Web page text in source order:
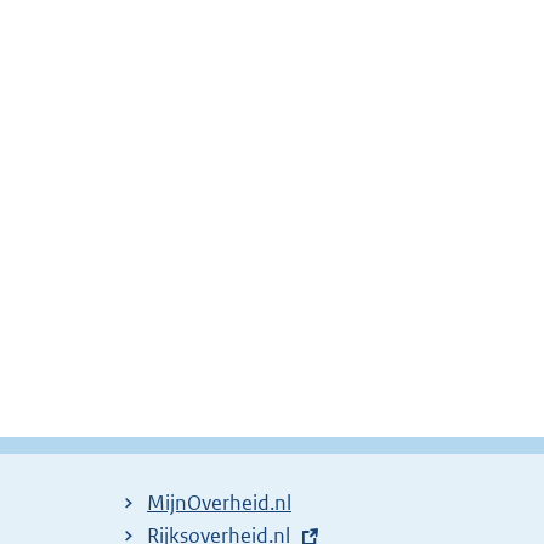
MijnOverheid.nl
E
Rijksoverheid.nl